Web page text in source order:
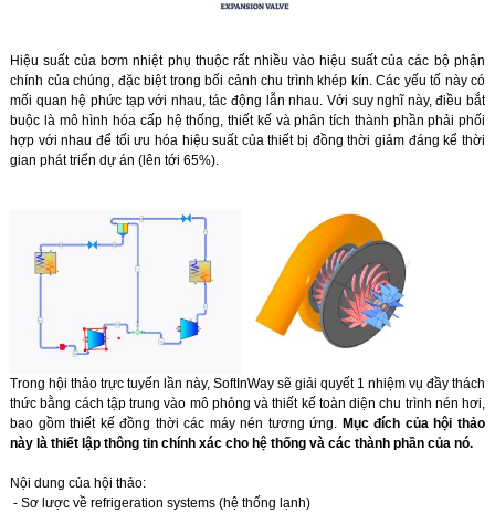
Hiệu suất của bơm nhiệt phụ thuộc rất nhiều vào hiệu suất của các bộ phận
chính của chúng, đặc biệt trong bối cảnh chu trình khép kín. Các yếu tố này có
mối quan hệ phức tạp với nhau, tác động lẫn nhau. Với suy nghĩ này, điều bắt
buộc là mô hình hóa cấp hệ thống, thiết kế và phân tích thành phần phải phối
hợp với nhau để tối ưu hóa hiệu suất của thiết bị đồng thời giảm đáng kể thời
gian phát triển dự án (lên tới 65%).
Trong hội thảo trực tuyến lần này, SoftInWay sẽ giải quyết 1 nhiệm vụ đầy thách
thức bằng cách tập trung vào mô phỏng và thiết kế toàn diện chu trình nén hơi,
bao gồm thiết kế đồng thời các máy nén tương ứng. Mục đích của hội thảo
này là thiết lập thông tin chính xác cho hệ thống và các thành phần của nó.
Nội dung của hội thảo:
- Sơ lược về refrigeration systems (hệ thống lạnh)